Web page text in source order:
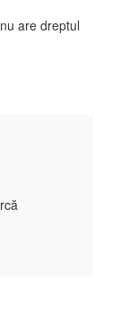
are dreptul